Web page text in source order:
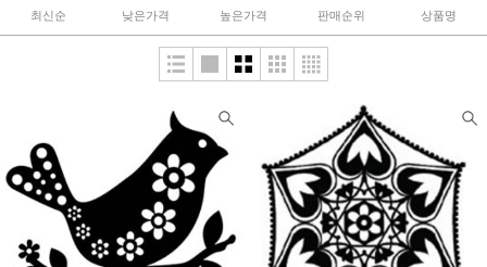
최신순 낮은가격 높은가격 판매순위 상품명